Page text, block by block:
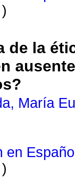
)
de la
María
en
)